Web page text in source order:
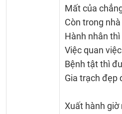
Mất của
Còn trong
Hành nhân
Việc quan
Bệnh tật thì
Gia trạch đẹp
Xuất hành giờ